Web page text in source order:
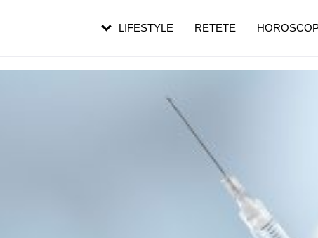
LIFESTYLE RETETE
pe măsură ce înaintezi în vârstă
de dureroasă este